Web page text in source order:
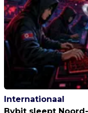
Internationaal